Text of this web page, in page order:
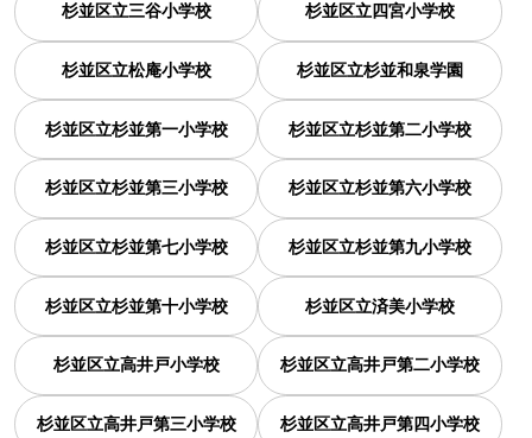
杉並区立三谷小学校 杉並区立四宮小学校
杉並区立松庵小学校 杉並区立杉並和泉学園
杉並区立杉並第一小学校 杉並区立杉並第二小学校
杉並区立杉並第三小学校 杉並区立杉並第六小学校
杉並区立杉並第七小学校 杉並区立杉並第九小学校
杉並区立杉並第十小学校 杉並区立済美小学校
杉並区立高井戸小学校 杉並区立高井戸第二小学校
杉並区立高井戸第三小学校 杉並区立高井戸第四小学校